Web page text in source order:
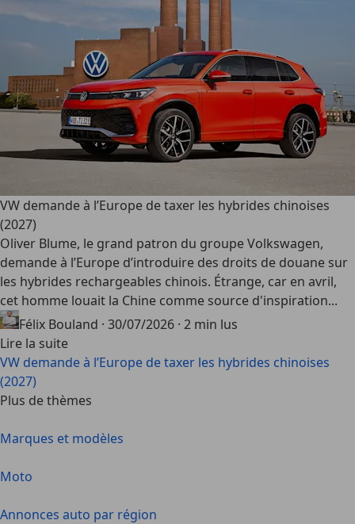
VW demande à l’Europe de taxer les hybrides chinoises
(2027)
Oliver Blume, le grand patron du groupe Volkswagen,
demande à l’Europe d’introduire des droits de douane sur
les hybrides rechargeables chinois. Étrange, car en avril,
cet homme louait la Chine comme source d'inspiration...
Félix Bouland · 30/07/2026 · 2 min lus
Lire la suite
VW demande à l’Europe de taxer les hybrides chinoises
(2027)
Plus de thèmes
Marques et modèles
Moto
Annonces auto par région